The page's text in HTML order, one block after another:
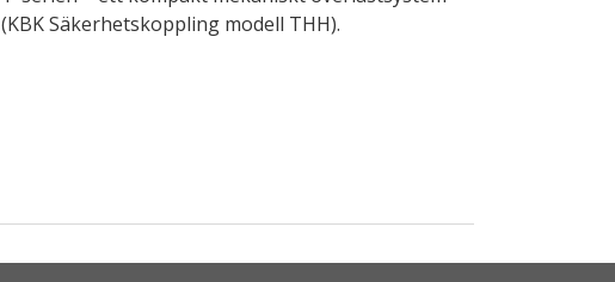
(KBK Säkerhetskoppling modell THH).